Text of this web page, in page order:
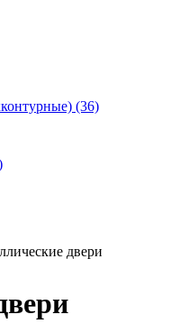
(36)
двери